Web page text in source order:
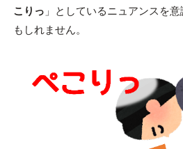
こりっ 」としているニュアンスを
もしれません。